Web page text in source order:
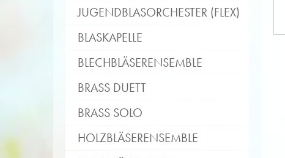
JUGENDBLASORCHESTER (FLEX)
BLASKAPELLE
BLECHBLÄSERENSEMBLE
BRASS DUETT
BRASS SOLO
HOLZBLÄSERENSEMBLE